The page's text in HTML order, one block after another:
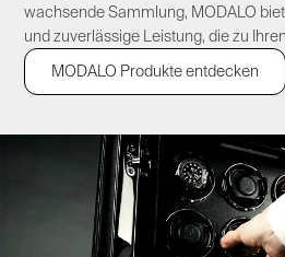
wachsende Sammlung, MODALO
und zuverlässige Leistung, die zu
MODALO Produkte entdecken